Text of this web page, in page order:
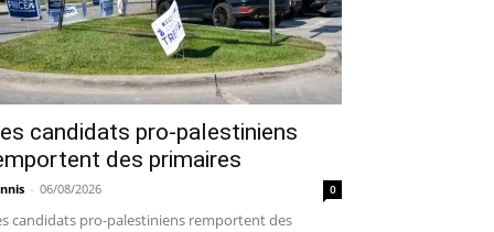
candidats pro-palestiniens
des primaires
- 06/08/2026 0
candidats pro-palestiniens remportent des